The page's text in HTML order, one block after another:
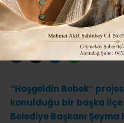
Giriş: 09-03-2020 22:51
Güncelleme: 09-03-2020 22:51
“Hoşgeldin Bebek”
konulduğu bir başka ilçe
Belediye Başkanı